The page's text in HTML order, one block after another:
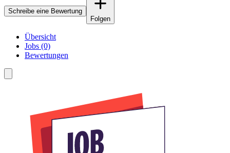
Schreibe eine Bewertung
Folgen
Übersicht
Jobs (0)
Bewertungen